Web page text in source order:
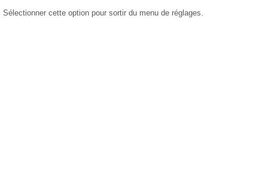
Sélectionner cette option pour sortir du menu de réglages.